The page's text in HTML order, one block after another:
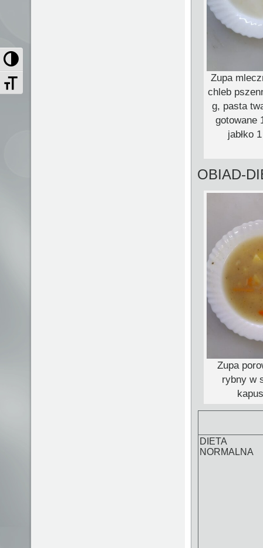
Przełącz wysoki kontrast
Zmień rozmiar czcionek
Zupa
chleb
g, pasta
gotowane
jabłko
OBIAD-
Zupa
rybny w
DIETA
NORMALNA